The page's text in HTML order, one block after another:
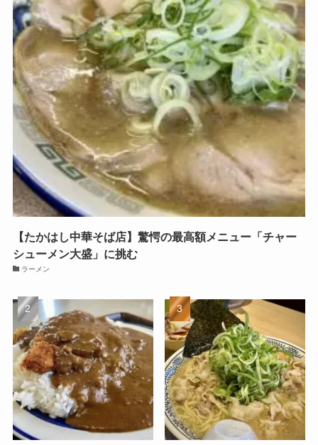
【たかはし中華そば店】驚愕の最高額メニュー「チャー
シューメン大盛」に挑む
ラーメン